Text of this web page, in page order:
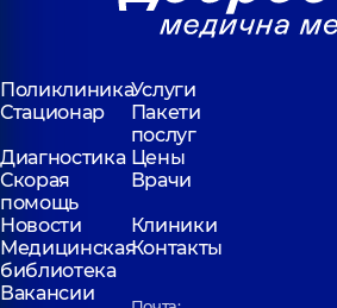
ПоликлиникаУслуги
Стационар
Пакети
послуг
Диагностика Цены
Скорая
помощь
Врачи
Новости
Клиники
Медицинская
библиотека
Контакты
Вакансии